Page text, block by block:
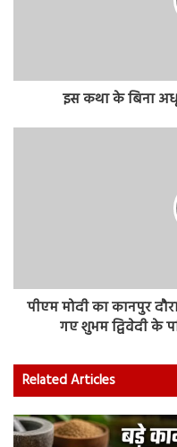
इस कथा के बिना
पीएम मोदी का कानपुर
गए शुभम द्विवेदी के
Related Articles